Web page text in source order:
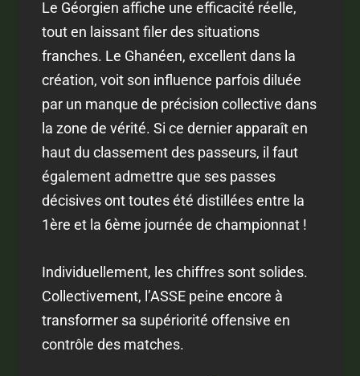
Le Géorgien affiche une efficacité réelle,
tout en laissant filer des situations
franches. Le Ghanéen, excellent dans la
création, voit son influence parfois diluée
par un manque de précision collective dans
la zone de vérité. Si ce dernier apparaît en
haut du classement des passeurs, il faut
également admettre que ses passes
décisives ont toutes été distillées entre la
1ère et la 6ème journée de championnat !
Individuellement, les chiffres sont solides.
Collectivement, l’ASSE peine encore à
transformer sa supériorité offensive en
contrôle des matches.